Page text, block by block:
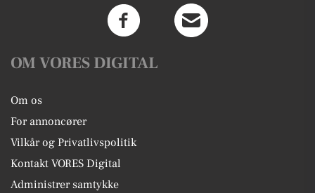
OM VORES DIGITAL
Om os
For annoncører
Vilkår og Privatlivspolitik
Kontakt VORES Digital
Administrer samtykke